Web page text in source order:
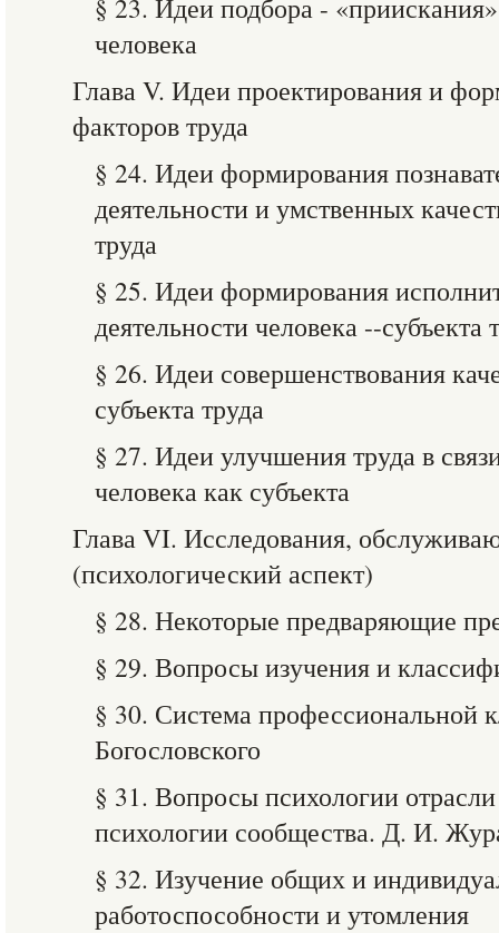
§ 23. Идеи подбора -
человека
Глава V. Идеи проектирования и
факторов труда
§ 24. Идеи формирования
деятельности и умственных
труда
§ 25. Идеи формирования
деятельности человека --субъекта
§ 26. Идеи совершенствования
субъекта труда
§ 27. Идеи улучшения труда в
человека как субъекта
Глава VI. Исследования,
(психологический аспект)
§ 28. Некоторые предваряющие
§ 29. Вопросы изучения и
§ 30. Система
Богословского
§ 31. Вопросы психологии отрасли
психологии сообщества. Д. И.
§ 32. Изучение общих и
работоспособности и утомления